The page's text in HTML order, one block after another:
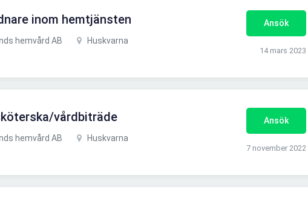
inom hemtjänsten
hemvård AB Huskvarna
Ansök
14 mars 2023
vårdbiträde
hemvård AB Huskvarna
Ansök
7 november 2022